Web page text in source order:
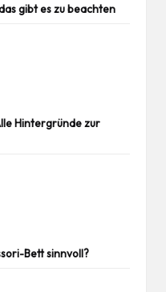
gibt es zu beachten
Hintergründe zur
Bett sinnvoll?